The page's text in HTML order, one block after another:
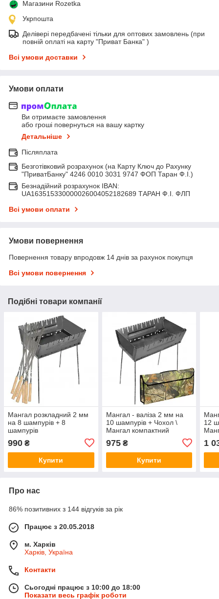
Магазини Rozetka
Укрпошта
Делівері передбачені тільки для оптових замовлень (при
повній оплаті на карту "Приват Банка" )
Всі умови доставки
Умови оплати
Ви отримаєте замовлення
або гроші повернуться на вашу картку
Детальніше
Післяплата
Безготівковий розрахунок (на Карту Ключ до Рахунку
"ПриватБанку" 4246 0010 3031 9747 ФОП Таран Ф.І.)
Безнадійний розрахунок IBAN:
UA163515330000026004052182689 ТАРАН Ф.І. ФЛП
Всі умови оплати
Умови повернення
Повернення товару впродовж 14 днів за рахунок покупця
Всі умови повернення
Подібні товари компанії
Мангал розкладний 2 мм
на 8 шампурів + 8
шампурів
990 ₴
Купити
Мангал - валіза 2 мм на
10 шампурів + Чохол \
Мангал компактний
975₴
Купити
12
1
Про нас
86% позитивних з 144 відгуків за рік
Працює з 20.05.2018
м. Харків
Харків, Україна
Контакти
Сьогодні працює з 10:00 до 18:00
Показати весь графік роботи